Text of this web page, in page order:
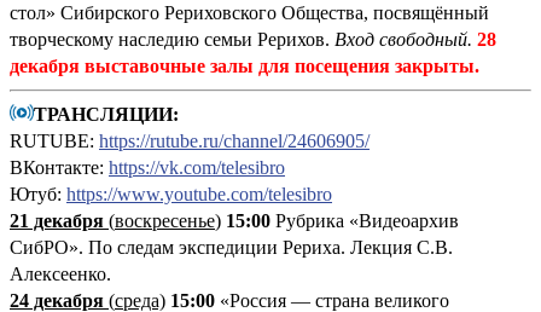
стол» Сибирского Рериховского Общества, посвящённый
творческому наследию семьи Рерихов. Вход свободный. 28
декабря выставочные залы для посещения закрыты.
ТРАНСЛЯЦИИ:
RUTUBE: https://rutube.ru/channel/24606905/
ВКонтакте: https://vk.com/telesibro
Ютуб: https://www.youtube.com/telesibro
21 декабря (воскресенье) 15:00 Рубрика «Видеоархив
СибРО». По следам экспедиции Рериха. Лекция С.В.
Алексеенко.
24 декабря (среда) 15:00 «Россия — страна великого